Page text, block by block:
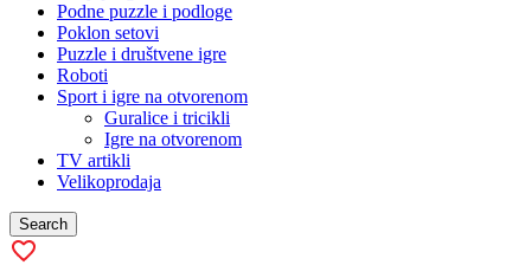
Podne puzzle i podloge
Poklon setovi
Puzzle i društvene igre
Roboti
Sport i igre na otvorenom
Guralice i tricikli
Igre na otvorenom
TV artikli
Velikoprodaja
Search